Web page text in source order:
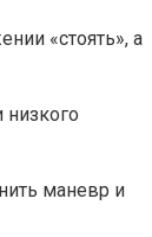
«стоять», а
маневр и